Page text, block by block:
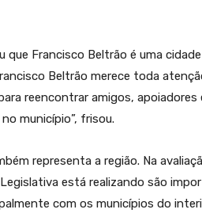
que Francisco Beltrão é uma
Beltrão merece toda
reencontrar amigos, apoiadores
município”, frisou.
representa a região. Na
está realizando são
com os municípios do